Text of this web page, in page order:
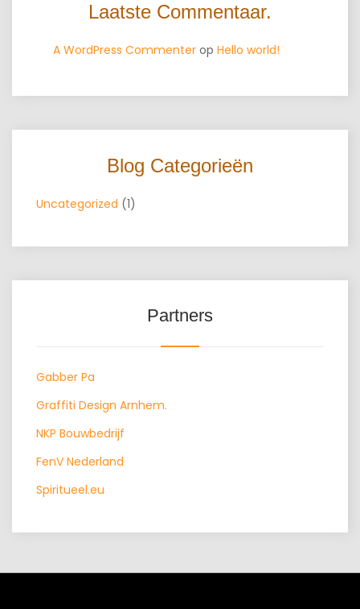
Laatste Commentaar.
A WordPress Commenter op Hello world!
Blog Categorieën
Uncategorized (1)
Partners
Gabber Pa
Graffiti Design Arnhem.
NKP Bouwbedrijf
FenV Nederland
Spiritueel.eu